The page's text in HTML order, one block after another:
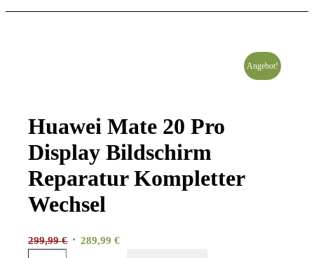
Angebot!
Huawei Mate 20 Pro
Display Bildschirm
Reparatur Kompletter
Wechsel
299,99€ Ursprünglicher
289,99€Aktueller